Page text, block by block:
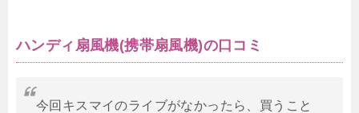
ハンディ扇風機(携帯扇風機)の口コミ
今回キスマイのライブがなかったら、買うこと